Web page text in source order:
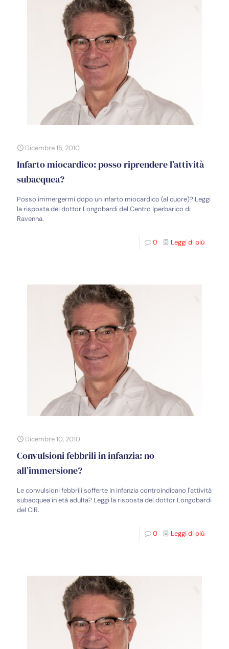
Dicembre 15, 2010
Infarto miocardico: posso riprendere l’attività
subacquea?
Posso immergermi dopo un infarto miocardico (al cuore)? Leggi
la risposta del dottor Longobardi del Centro Iperbarico di
Ravenna.
0 Leggi di più
Dicembre 10, 2010
Convulsioni febbrili in infanzia: no
all’immersione?
Le convulsioni febbrili sofferte in infanzia controindicano l'attività
subacquea in età adulta? Leggi la risposta del dottor Longobardi
del CIR.
0 Leggi di più